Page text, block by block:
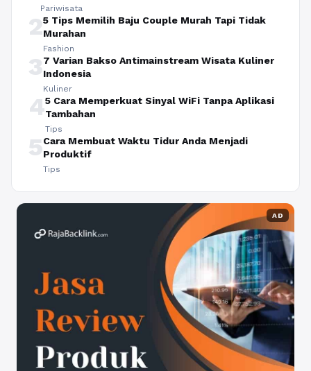
Pariwisata
25 Tips Memilih Baju Couple Murah Tapi Tidak
Murahan
Fashion
37 Varian Bakso Antimainstream Wisata Kuliner
Indonesia
Kuliner
45 Cara Memperkuat Sinyal WiFi Tanpa Aplikasi
Tambahan
Tips
5Cara Membuat Waktu Tidur Anda Menjadi
Produktif
Tips
AD